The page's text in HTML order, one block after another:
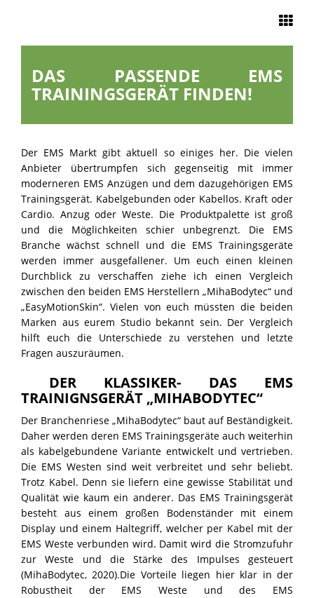
START
EMS TRAINING
UNSERE
STUDIOS
EMS ZU HAUSE
ÜBER UNS
KONTAKT &
PROBETRAINING
DAS PASSENDE EMS
TRAININGSGERÄT FINDEN!
Der EMS Markt gibt aktuell so einiges her. Die vielen
Anbieter übertrumpfen sich gegenseitig mit immer
moderneren EMS Anzügen und dem dazugehörigen EMS
Trainingsgerät. Kabelgebunden oder Kabellos. Kraft oder
Cardio. Anzug oder Weste. Die Produktpalette ist groß
und die Möglichkeiten schier unbegrenzt. Die EMS
Branche wächst schnell und die EMS Trainingsgeräte
werden immer ausgefallener. Um euch einen kleinen
Durchblick zu verschaffen ziehe ich einen Vergleich
zwischen den beiden EMS Herstellern „MihaBodytec“ und
„EasyMotionSkin“. Vielen von euch müssten die beiden
Marken aus eurem Studio bekannt sein. Der Vergleich
hilft euch die Unterschiede zu verstehen und letzte
Fragen auszuräumen.
DER KLASSIKER- DAS EMS
TRAINIGNSGERÄT „MIHABODYTEC“
Der Branchenriese „MihaBodytec“ baut auf Beständigkeit.
Daher werden deren EMS Trainingsgeräte auch weiterhin
als kabelgebundene Variante entwickelt und vertrieben.
Die EMS Westen sind weit verbreitet und sehr beliebt.
Trotz Kabel. Denn sie liefern eine gewisse Stabilität und
Qualität wie kaum ein anderer. Das EMS Trainingsgerät
besteht aus einem großen Bodenständer mit einem
Display und einem Haltegriff, welcher per Kabel mit der
EMS Weste verbunden wird. Damit wird die Stromzufuhr
zur Weste und die Stärke des Impulses gesteuert
(MihaBodytec, 2020).Die Vorteile liegen hier klar in der
Robustheit der EMS Weste und des EMS